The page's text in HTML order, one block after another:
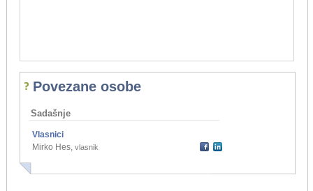
Povezane osobe
Sadašnje
Vlasnici
Mirko Hes, vlasnik